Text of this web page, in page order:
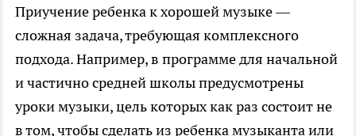
Приучение ребенка к хорошей музыке —
сложная задача, требующая комплексного
подхода. Например, в программе для начальной
и частично средней школы предусмотрены
уроки музыки, цель которых как раз состоит не
в том, чтобы сделать из ребенка музыканта или